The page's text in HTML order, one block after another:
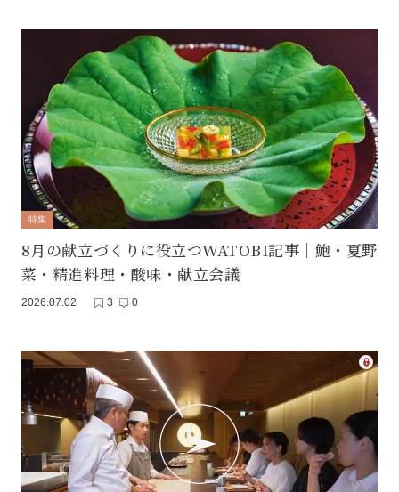
特集
8月の献立づくりに役立つWATOBI記事｜鮑・夏野
菜・精進料理・酸味・献立会議
2026.07.02 3 0